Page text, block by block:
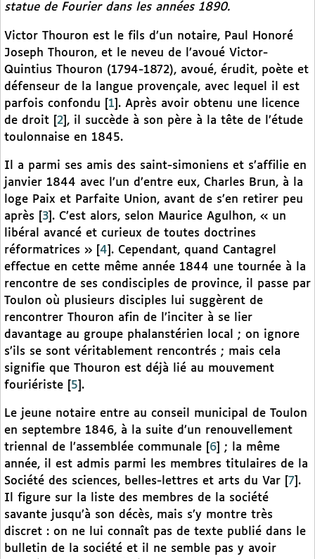
statue de Fourier dans les années 1890.
Victor Thouron est le fils d’un notaire, Paul Honoré
Joseph Thouron, et le neveu de l’avoué Victor-
Quintius Thouron (1794-1872), avoué, érudit, poète et
défenseur de la langue provençale, avec lequel il est
parfois confondu
1 . Après avoir obtenu une licence
de droit
2 , il succède à son père à la tête de l’étude
toulonnaise en 1845.
Il a parmi ses amis des saint-simoniens et s’affilie en
janvier 1844 avec l’un d’entre eux, Charles Brun, à la
loge Paix et Parfaite Union, avant de s’en retirer peu
après
3 . C’est alors, selon Maurice Agulhon, « un
libéral avancé et curieux de toutes doctrines
réformatrices »
4 . Cependant, quand Cantagrel
effectue en cette même année 1844 une tournée à la
rencontre de ses condisciples de province, il passe par
Toulon où plusieurs disciples lui suggèrent de
rencontrer Thouron afin de l’inciter à se lier
davantage au groupe phalanstérien local ; on ignore
s’ils se sont véritablement rencontrés ; mais cela
signifie que Thouron est déjà lié au mouvement
fouriériste
5 .
Le jeune notaire entre au conseil municipal de Toulon
en septembre 1846, à la suite d’un renouvellement
triennal de l’assemblée communale
6
; la même
année, il est admis parmi les membres titulaires de la
Société des sciences, belles-lettres et arts du Var
7 .
Il figure sur la liste des membres de la société
savante jusqu’à son décès, mais s’y montre très
discret : on ne lui connaît pas de texte publié dans le
bulletin de la société et il ne semble pas y avoir